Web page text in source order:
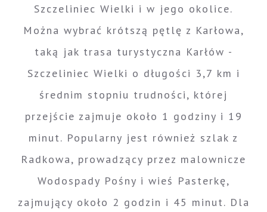
Szczeliniec Wielki i w jego okolice.
Można wybrać krótszą pętlę z Karłowa,
taką jak trasa turystyczna Karłów -
Szczeliniec Wielki o długości 3,7 km i
średnim stopniu trudności, której
przejście zajmuje około 1 godziny i 19
minut. Popularny jest również szlak z
Radkowa, prowadzący przez malownicze
Wodospady Pośny i wieś Pasterkę,
zajmujący około 2 godzin i 45 minut. Dla